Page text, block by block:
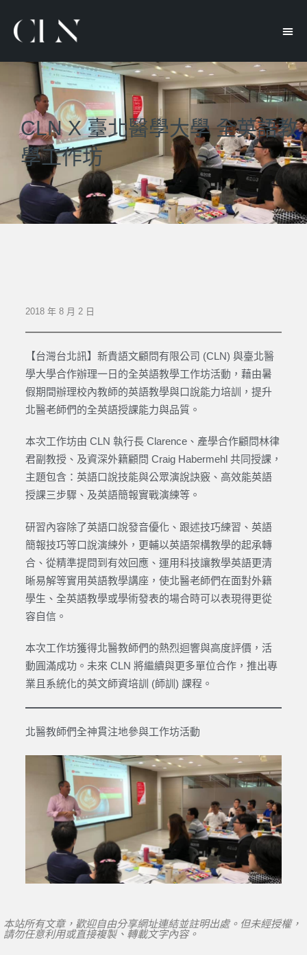
CLN X 臺北醫學大學 全英語教
學工作坊
2018 年 8 月 2 日
【台灣台北訊】新貴語文顧問有限公司 (CLN) 與臺北醫
學大學合作辦理一日的全英語教學工作坊活動，藉由暑
假期間辦理校內教師的英語教學與口說能力培訓，提升
北醫老師們的全英語授課能力與品質。
本次工作坊由 CLN 執行長 Clarence、產學合作顧問林律
君副教授、及資深外籍顧問 Craig Habermehl 共同授課，
主題包含：英語口說技能與公眾演說訣竅、高效能英語
授課三步驟、及英語簡報實戰演練等。
研習內容除了英語口說發音優化、跟述技巧練習、英語
簡報技巧等口說演練外，更輔以英語架構教學的起承轉
合、從精準提問到有效回應、運用科技讓教學英語更清
晰易解等實用英語教學講座，使北醫老師們在面對外籍
學生、全英語教學或學術發表的場合時可以表現得更從
容自信。
本次工作坊獲得北醫教師們的熱烈迴響與高度評價，活
動圓滿成功。未來 CLN 將繼續與更多單位合作，推出專
業且系統化的英文師資培訓 (師訓) 課程。
北醫教師們全神貫注地參與工作坊活動
本站所有文章，歡迎自由分享網址連結並註明出處。但未經授權，
請勿任意利用或直接複製、轉載文字內容。